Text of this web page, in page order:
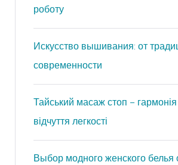
роботу
Искусство вышивания: от
современности
Тайський масаж стоп – гармонія
відчуття легкості
Выбор модного женского белья